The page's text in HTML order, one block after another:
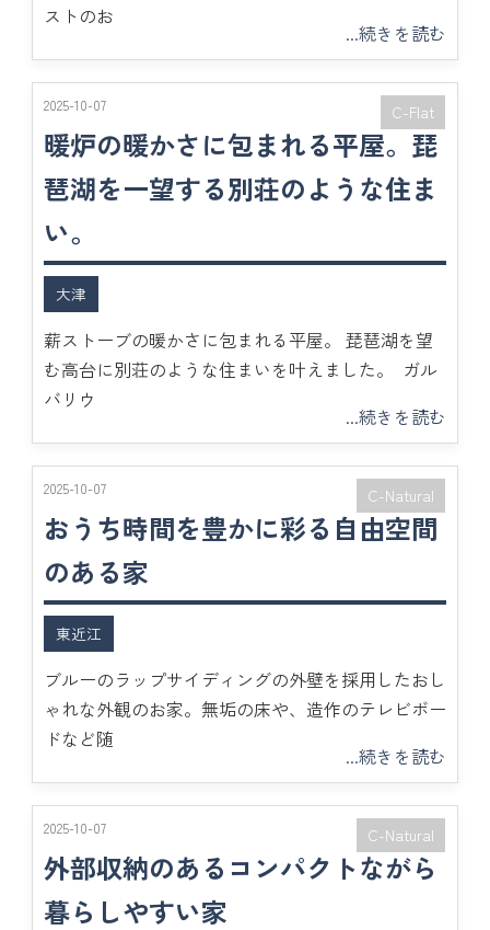
ストのお
...続きを読む
2025-10-07
暖炉の暖かさに包まれる平屋。琵
琶湖を一望する別荘のような住ま
い。
C-Flat
大津
薪ストーブの暖かさに包まれる平屋。 琵琶湖を望
む高台に別荘のような住まいを叶えました。 ガル
バリウ
...続きを読む
2025-10-07
おうち時間を豊かに彩る自由空間
のある家
C-Natural
東近江
ブルーのラップサイディングの外壁を採用したおし
ゃれな外観のお家。無垢の床や、造作のテレビボー
ドなど随
...続きを読む
2025-10-07
外部収納のあるコンパクトながら
暮らしやすい家
C-Natural